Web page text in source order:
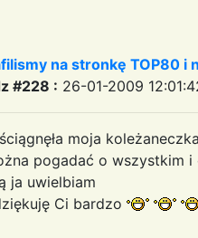
na stronkę TOP80 i
#228 : 26-01-2009
moja
pogadać o wszystkim
ja uwielbiam
Ci bardzo